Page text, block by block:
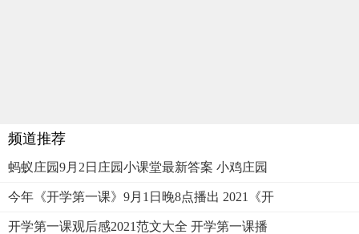
频道推荐
蚂蚁庄园9月2日庄园小课堂最新答案 小鸡庄园
今年《开学第一课》9月1日晚8点播出 2021《开
开学第一课观后感2021范文大全 开学第一课播